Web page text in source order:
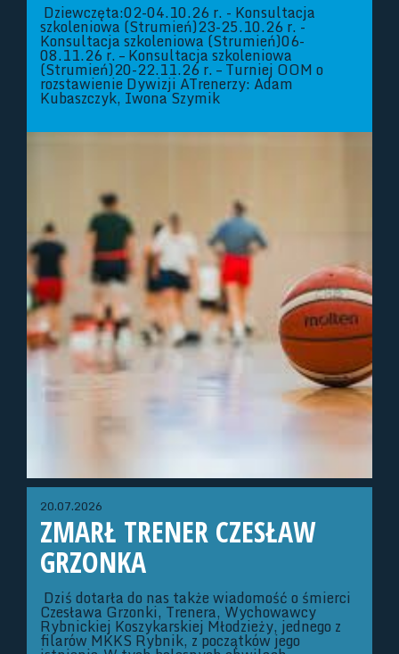
Dziewczęta:02-04.10.26 r. - Konsultacja
szkoleniowa (Strumień)23-25.10.26 r. -
Konsultacja szkoleniowa (Strumień)06-
08.11.26 r. – Konsultacja szkoleniowa
(Strumień)20-22.11.26 r. – Turniej OOM o
rozstawienie Dywizji ATrenerzy: Adam
Kubaszczyk, Iwona Szymik
20.07.2026
ZMARŁ TRENER CZESŁAW
GRZONKA
Dziś dotarła do nas także wiadomość o śmierci
Czesława Grzonki, Trenera, Wychowawcy
Rybnickiej Koszykarskiej Młodzieży, jednego z
filarów MKKS Rybnik, z początków jego